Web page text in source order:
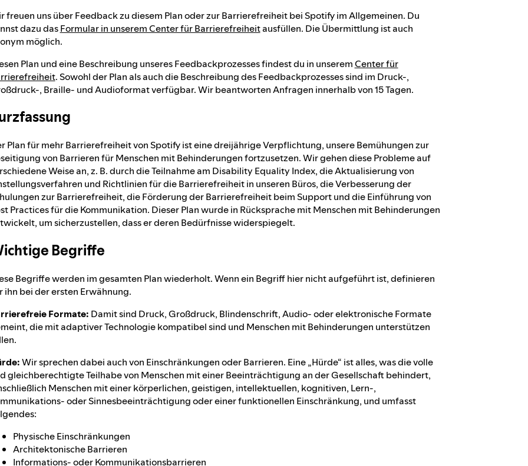
freuen uns über Feedback zu diesem Plan oder zur Barrierefreiheit bei Spotify im Allgemeinen. Du
dazu dasFormular in unserem Center für Barrierefreiheitausfüllen. Die Übermittlung ist auch
möglich.
Plan und eine Beschreibung unseres Feedbackprozesses findest du in unseremCenter für
. Sowohl der Plan als auch die Beschreibung des Feedbackprozesses sind im Druck-,
, Braille- und Audioformat verfügbar. Wir beantworten Anfragen innerhalb von 15 Tagen.
Plan für mehr Barrierefreiheit von Spotify ist eine dreijährige Verpflichtung, unsere Bemühungen zur
von Barrieren für Menschen mit Behinderungen fortzusetzen. Wir gehen diese Probleme auf
Weise an, z. B. durch die Teilnahme am Disability Equality Index, die Aktualisierung von
und Richtlinien für die Barrierefreiheit in unseren Büros, die Verbesserung der
zur Barrierefreiheit, die Förderung der Barrierefreiheit beim Support und die Einführung von
Practices für die Kommunikation. Dieser Plan wurde in Rücksprache mit Menschen mit Behinderungen
um sicherzustellen, dass er deren Bedürfnisse widerspiegelt.
Begriffe
Begriffe werden im gesamten Plan wiederholt. Wenn ein Begriff hier nicht aufgeführt ist, definieren
ihn bei der ersten Erwähnung.
Formate: Damit sind Druck, Großdruck, Blindenschrift, Audio- oder elektronische Formate
die mit adaptiver Technologie kompatibel sind und Menschen mit Behinderungen unterstützen
Wir sprechen dabei auch von Einschränkungen oder Barrieren. Eine „Hürde“ ist alles, was die volle
gleichberechtigte Teilhabe von Menschen mit einer Beeinträchtigung an der Gesellschaft behindert,
Menschen mit einer körperlichen, geistigen, intellektuellen, kognitiven, Lern-,
oder Sinnesbeeinträchtigung oder einer funktionellen Einschränkung, und umfasst
Physische Einschränkungen
Architektonische Barrieren
Informations- oder Kommunikationsbarrieren